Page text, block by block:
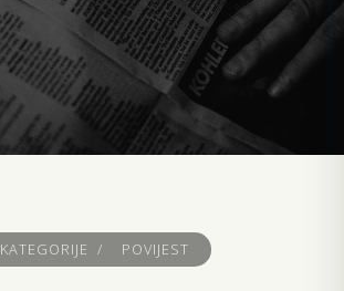
KATEGORIJE / POVIJEST